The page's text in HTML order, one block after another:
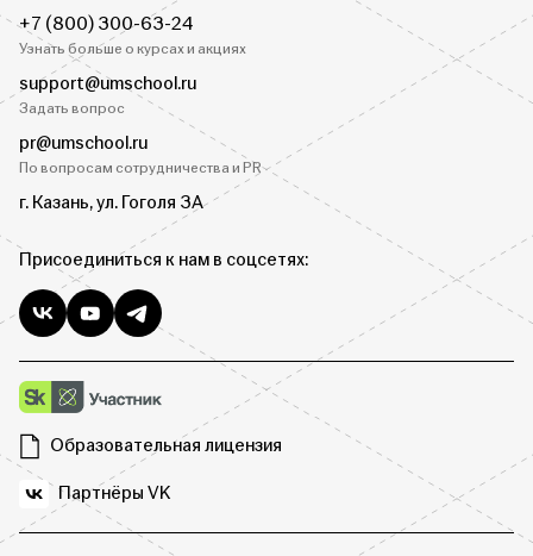
+7 (800) 300-63-24
Узнать больше о курсах и акциях
support@umschool.ru
Задать вопрос
pr@umschool.ru
По вопросам сотрудничества и PR
г. Казань, ул. Гоголя 3А
Присоединиться к нам в соцсетях:
Образовательная лицензия
Партнёры VK